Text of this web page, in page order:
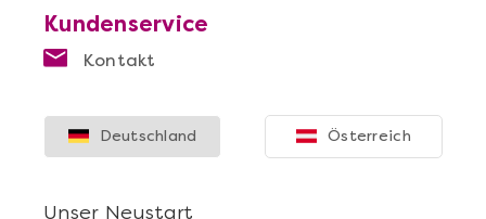
Kundenservice
Kontakt
Unser Neustart
Deutschland Österreich